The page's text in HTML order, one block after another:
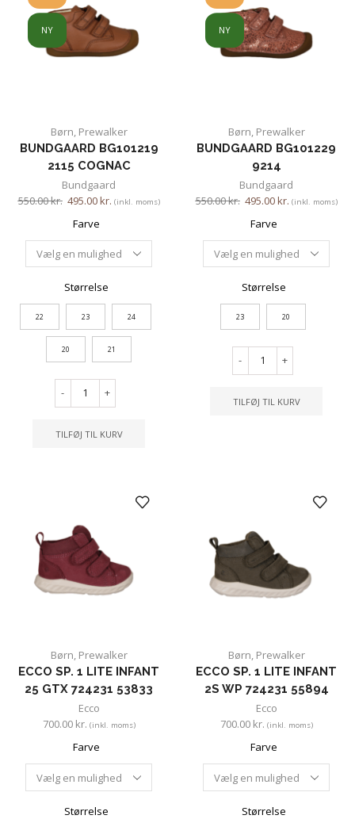
NY
Børn, Prewalker
BUNDGAARD BG101219
2115 COGNAC
Bundgaard
550.00kr. 495.00kr. (inkl. moms)
Farve
Størrelse
22 23 24
20 21
- +
TILFØJ TIL KURV
NY
Børn, Prewalker
BUNDGAARD BG101229
9214
Bundgaard
550.00kr. 495.00kr. (inkl. moms)
Farve
Størrelse
23 20
- +
TILFØJ TIL KURV
Børn, Prewalker
ECCO SP. 1 LITE INFANT
25 GTX 724231 53833
Ecco
700.00 kr. (inkl. moms)
Farve
Størrelse
Børn, Prewalker
ECCO SP. 1 LITE INFANT
2S WP 724231 55894
Ecco
700.00 kr. (inkl. moms)
Farve
Størrelse